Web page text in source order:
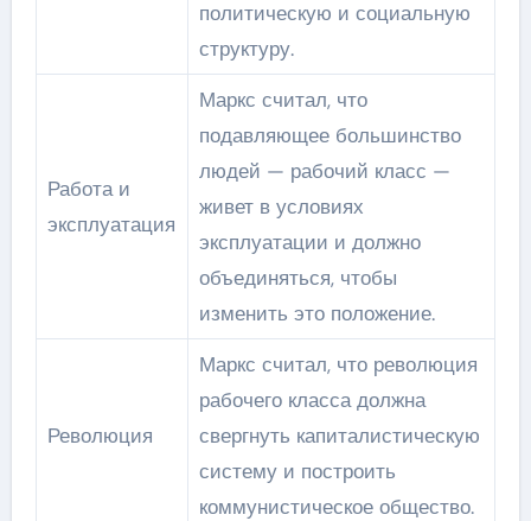
политическую и социальную
структуру.
Работа и
эксплуатация
Маркс считал, что
подавляющее большинство
людей — рабочий класс —
живет в условиях
эксплуатации и должно
объединяться, чтобы
изменить это положение.
Революция
Маркс считал, что революция
рабочего класса должна
свергнуть капиталистическую
систему и построить
коммунистическое общество.